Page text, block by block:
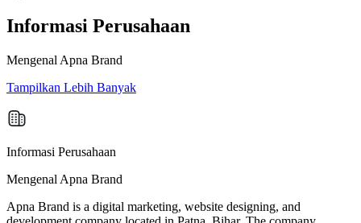
Informasi Perusahaan
Mengenal Apna Brand
Tampilkan Lebih Banyak
Informasi Perusahaan
Mengenal Apna Brand
Apna Brand is a digital marketing, website designing, and